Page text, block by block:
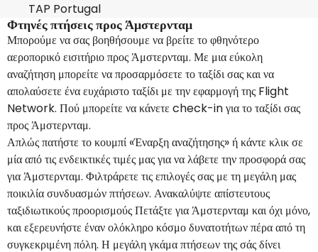
TAP Portugal
Φτηνές πτήσεις προς Άμστερνταμ
Μπορούμε να σας βοηθήσουμε να βρείτε το φθηνότερο
αεροπορικό εισιτήριο προς Άμστερνταμ. Με μια εύκολη
αναζήτηση μπορείτε να προσαρμόσετε το ταξίδι σας και να
απολαύσετε ένα ευχάριστο ταξίδι με την εφαρμογή της Flight
Network. Πού μπορείτε να κάνετε check-in για το ταξίδι σας
προς Άμστερνταμ.
Απλώς πατήστε το κουμπί «Έναρξη αναζήτησης» ή κάντε κλικ σε
μία από τις ενδεικτικές τιμές μας για να λάβετε την προσφορά σας
για Άμστερνταμ. Φιλτράρετε τις επιλογές σας με τη μεγάλη μας
ποικιλία συνδυασμών πτήσεων. Ανακαλύψτε απίστευτους
ταξιδιωτικούς προορισμούς Πετάξτε για Άμστερνταμ και όχι μόνο,
και εξερευνήστε έναν ολόκληρο κόσμο δυνατοτήτων πέρα από τη
συγκεκριμένη πόλη. Η μεγάλη γκάμα πτήσεων της σάς δίνει